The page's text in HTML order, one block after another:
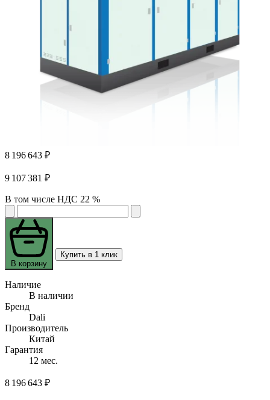
8 196 643 ₽
9 107 381 ₽
В том числе НДС 22 %
В корзину
Купить в 1 клик
Наличие
В наличии
Бренд
Dali
Производитель
Китай
Гарантия
12 мес.
8 196 643 ₽